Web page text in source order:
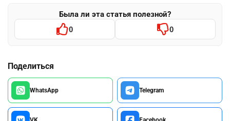
Была ли эта статья полезной?
0 0
Поделиться
WhatsApp Telegram